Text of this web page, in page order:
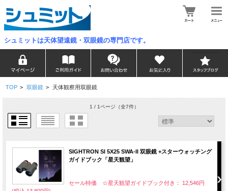
シュミットは天体望遠鏡・双眼鏡の専門店です。
TOP > 双眼鏡 > 天体観察用双眼鏡
1 / 1ページ（全7件）
SIGHTRON SI 5X25 SWA-II 双眼鏡 +スターウォッチング
ガイドブック「星天観望」
セール特価 ☆星天観望ガイドブック付き： 12,546円